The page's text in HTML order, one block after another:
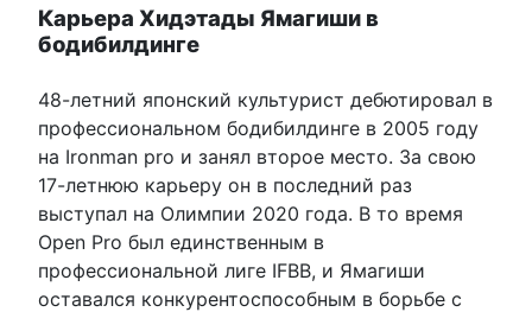
Карьера Хидэтады Ямагиши в
бодибилдинге
48-летний японский культурист дебютировал в
профессиональном бодибилдинге в 2005 году
на Ironman pro и занял второе место. За свою
17-летнюю карьеру он в последний раз
выступал на Олимпии 2020 года. В то время
Open Pro был единственным в
профессиональной лиге IFBB, и Ямагиши
оставался конкурентоспособным в борьбе с